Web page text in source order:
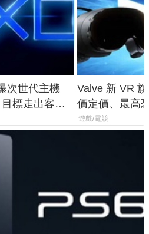
次世代主機
目標走出客
Valve 新 VR
價定價、最高
遊戲/電競